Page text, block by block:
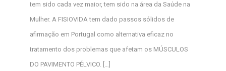
tem sido cada vez maior, tem sido na área da Saúde na
Mulher. A FISIOVIDA tem dado passos sólidos de
afirmação em Portugal como alternativa eficaz no
tratamento dos problemas que afetam os MÚSCULOS
DO PAVIMENTO PÉLVICO. […]